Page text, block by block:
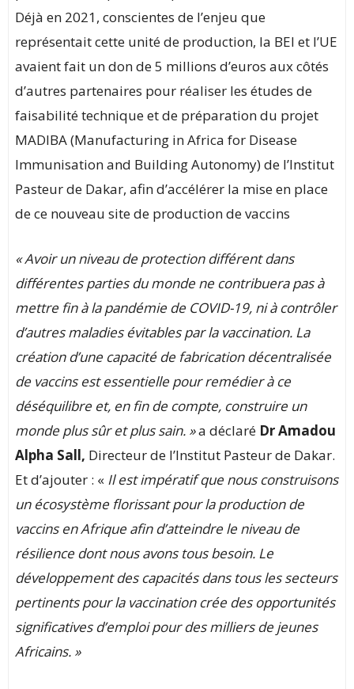
Déjà en 2021, conscientes de l’enjeu que
représentait cette unité de production, la BEI et l’UE
avaient fait un don de 5 millions d’euros aux côtés
d’autres partenaires pour réaliser les études de
faisabilité technique et de préparation du projet
MADIBA (Manufacturing in Africa for Disease
Immunisation and Building Autonomy) de l’Institut
Pasteur de Dakar, afin d’accélérer la mise en place
de ce nouveau site de production de vaccins
« Avoir un niveau de protection différent dans
différentes parties du monde ne contribuera pas à
mettre fin à la pandémie de COVID-19, ni à contrôler
d’autres maladies évitables par la vaccination. La
création d’une capacité de fabrication décentralisée
de vaccins est essentielle pour remédier à ce
déséquilibre et, en fin de compte, construire un
monde plus sûr et plus sain. »a déclaré Dr Amadou
Alpha Sall, Directeur de l’Institut Pasteur de Dakar.
Et d’ajouter : « Il est impératif que nous construisons
un écosystème florissant pour la production de
vaccins en Afrique afin d’atteindre le niveau de
résilience dont nous avons tous besoin. Le
développement des capacités dans tous les secteurs
pertinents pour la vaccination crée des opportunités
significatives d’emploi pour des milliers de jeunes
Africains. »